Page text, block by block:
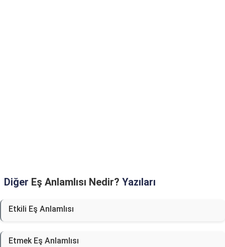
Diğer Eş Anlamlısı Nedir? Yazıları
Etkili Eş Anlamlısı
Etmek Eş Anlamlısı